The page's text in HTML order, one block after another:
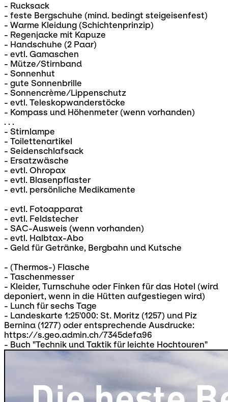
- Rucksack
- feste Bergschuhe (mind. bedingt steigeisenfest)
- Warme Kleidung (Schichtenprinzip)
- Regenjacke mit Kapuze
- Handschuhe (2 Paar)
- evtl. Gamaschen
- Mütze/Stirnband
- Sonnenhut
- gute Sonnenbrille
- Sonnencrème/Lippenschutz
- evtl. Teleskopwanderstöcke
- Kompass und Höhenmeter (wenn vorhanden)
. . .
- Stirnlampe
- Toilettenartikel
- Seidenschlafsack
- Ersatzwäsche
- evtl. Ohropax
- evtl. Blasenpflaster
- evtl. persönliche Medikamente
- evtl. Fotoapparat
- evtl. Feldstecher
- SAC-Ausweis (wenn vorhanden)
- evtl. Halbtax-Abo
- Geld für Getränke, Bergbahn und Kutsche
- (Thermos-) Flasche
- Taschenmesser
- Kleider, Turnschuhe oder Finken für das Hotel (wird
deponiert, wenn in die Hütten aufgestiegen wird)
- Lunch für sechs Tage
- Landeskarte 1:25'000: St. Moritz (1257) und Piz
Bernina (1277) oder entsprechende Ausdrucke:
https://s.geo.admin.ch/7345defa96
- Buch "Technik und Taktik für leichte Hochtouren"